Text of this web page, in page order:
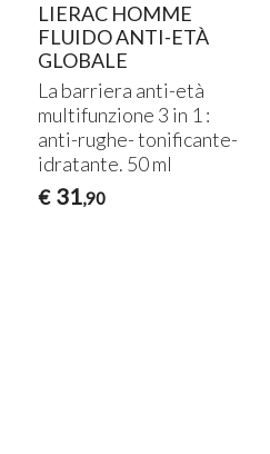
LIERAC HOMME
FLUIDO ANTI-ETÀ
GLOBALE
La barriera anti-età
multifunzione 3 in 1 :
anti-rughe- tonificante-
idratante. 50 ml
€ 31,90